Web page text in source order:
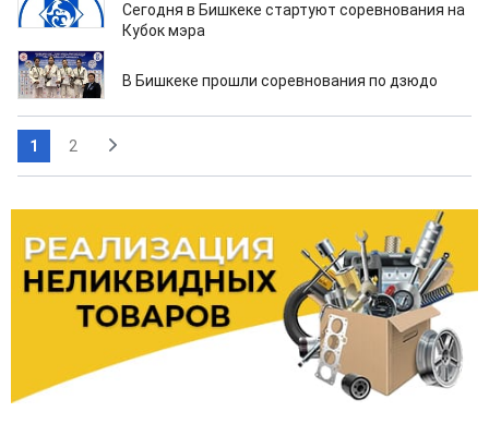
Сегодня в Бишкеке стартуют соревнования на
Кубок мэра
28.10.2022
В Бишкеке прошли соревнования по дзюдо
1 2